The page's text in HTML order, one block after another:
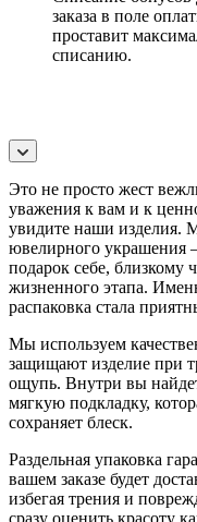
заказа в поле
проставит
списанию.
Это не просто жест
уважения к вам и к
увидите наши изделия.
ювелирного украшения
подарок себе, близкому
жизненного этапа.
распаковка стала
Мы используем
защищают изделие при
ощупь. Внутри вы
мягкую подкладку,
сохраняет блеск.
Раздельная упаковка
вашем заказе будет
избегая трения и
сразу оценить красоту